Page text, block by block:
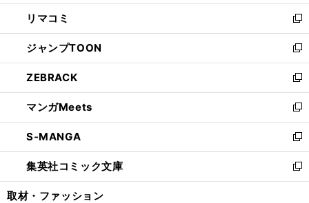
ウ
で
開
く
ン
ド
ウ
で
開
く
ウ
ィ
ン
ド
ウ
で
開
く
し
い
ウ
ィ
ン
ド
ウ
で
開
く
リマコミ
新
し
い
ウ
ィ
ン
ド
ウ
で
開
く
ジャンプTOON
新
し
い
ウ
ィ
ン
ド
ウ
で
開
ZEBRACK
新
し
い
ウ
ィ
ン
ド
ウ
マンガMeets
新
し
い
ウ
ィ
ン
S-MANGA
新
し
い
ウ
集英社コミック文庫
新
し
取材・ファッション